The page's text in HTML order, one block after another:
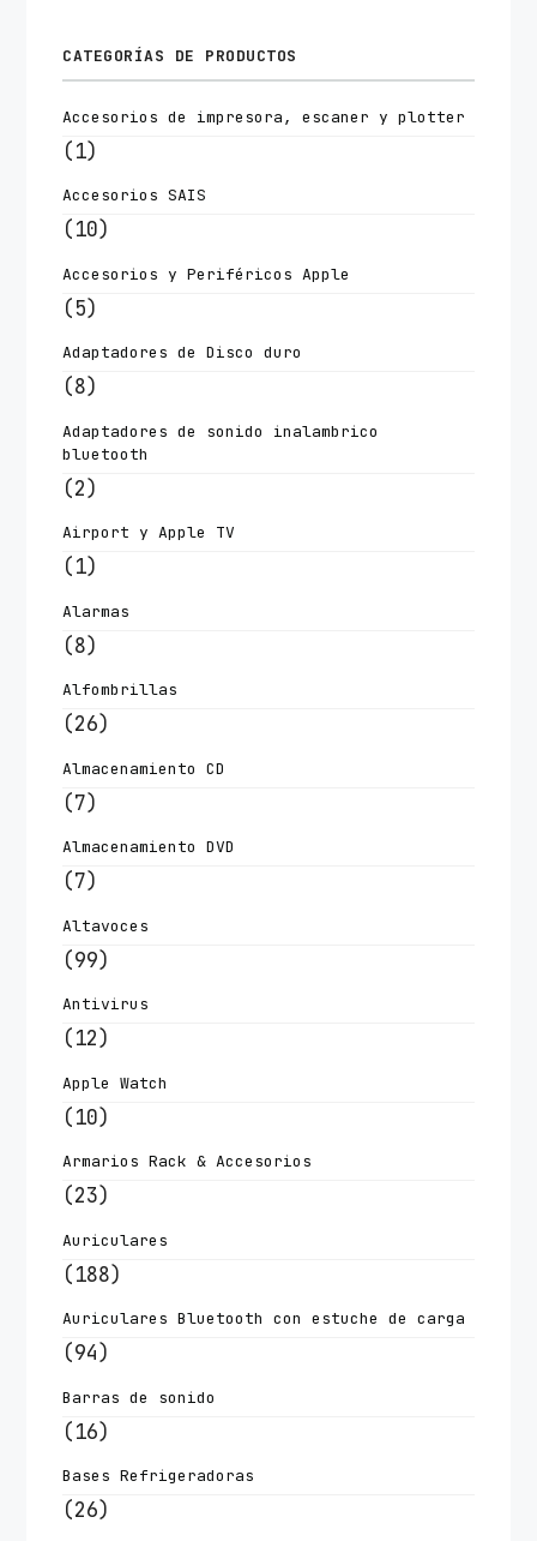
CATEGORÍAS DE PRODUCTOS
Accesorios de impresora, escaner y plotter
(1)
Accesorios SAIS
(10)
Accesorios y Periféricos Apple
(5)
Adaptadores de Disco duro
(8)
Adaptadores de sonido inalambrico
bluetooth
(2)
Airport y Apple TV
(1)
Alarmas
(8)
Alfombrillas
(26)
Almacenamiento CD
(7)
Almacenamiento DVD
(7)
Altavoces
(99)
Antivirus
(12)
Apple Watch
(10)
Armarios Rack & Accesorios
(23)
Auriculares
(188)
Auriculares Bluetooth con estuche de carga
(94)
Barras de sonido
(16)
Bases Refrigeradoras
(26)